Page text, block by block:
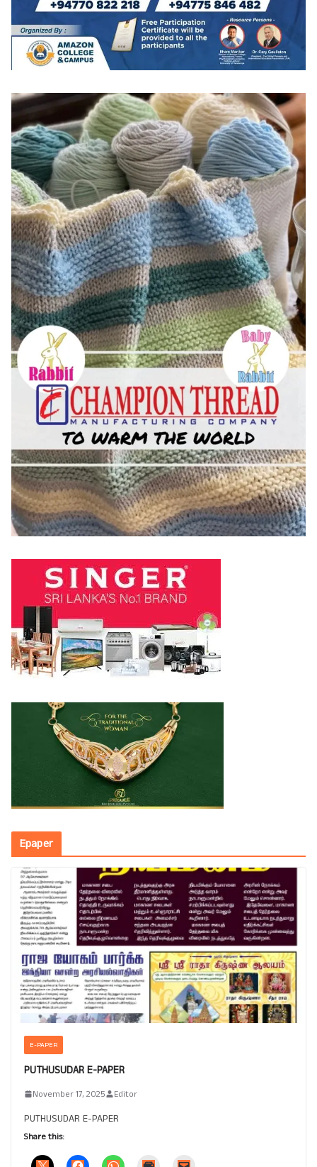
Epaper
E-PAPER
PUTHUSUDAR E-PAPER
November 17, 2025 Editor
PUTHUSUDAR E-PAPER
Share this: